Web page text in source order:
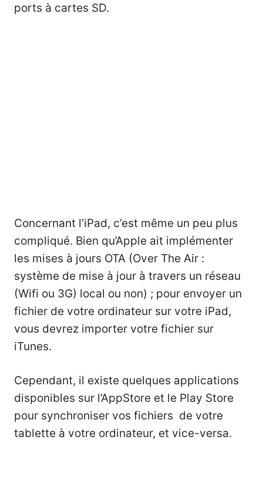
ports à cartes SD.
Concernant l’iPad, c’est même un peu plus
compliqué. Bien qu’Apple ait implémenter
les mises à jours OTA (Over The Air :
système de mise à jour à travers un réseau
(Wifi ou 3G) local ou non) ; pour envoyer un
fichier de votre ordinateur sur votre iPad,
vous devrez importer votre fichier sur
iTunes.
Cependant, il existe quelques applications
disponibles sur l’AppStore et le Play Store
pour synchroniser vos fichiers de votre
tablette à votre ordinateur, et vice-versa.